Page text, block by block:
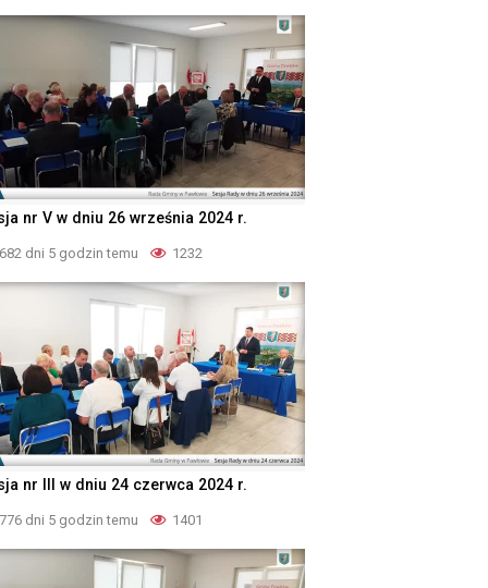
nr V w dniu 26 września 2024 r.
682 dni 5 godzin temu 1232
nr III w dniu 24 czerwca 2024 r.
776 dni 5 godzin temu 1401